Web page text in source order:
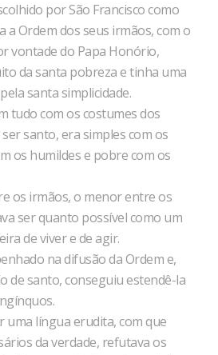
por São Francisco como
a Ordem dos seus irmãos, com o
vontade do Papa Honório,
da santa pobreza e tinha uma
santa simplicidade.
tudo com os costumes dos
santo, era simples com os
os humildes e pobre com os
os irmãos, o menor entre os
ser quanto possível como um
de viver e de agir.
na difusão da Ordem e,
de santo, conseguiu estendê-la
língua erudita, com que
da verdade, refutava os